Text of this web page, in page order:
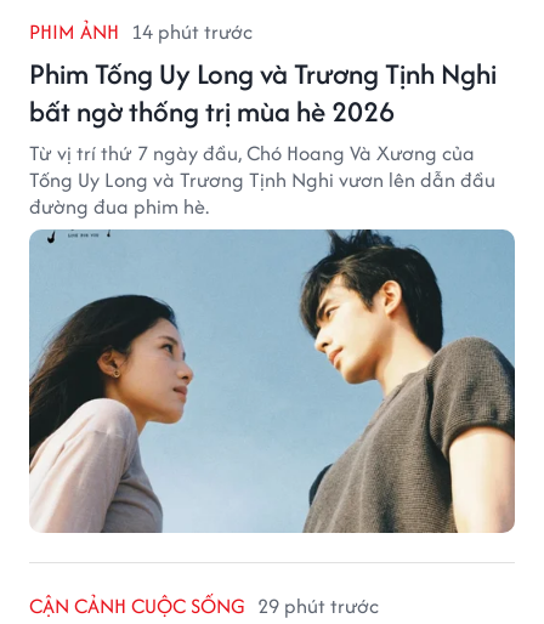
PHIM ẢNH 14 phút trước
Phim Tống Uy Long và Trương Tịnh Nghi
bất ngờ thống trị mùa hè 2026
Từ vị trí thứ 7 ngày đầu, Chó Hoang Và Xương của
Tống Uy Long và Trương Tịnh Nghi vươn lên dẫn đầu
đường đua phim hè.
CẬN CẢNH CUỘC SỐNG 29 phút trước